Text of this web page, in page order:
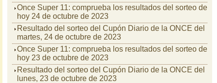
Once Super 11: comprueba los resultados del sorteo de
hoy 24 de octubre de 2023
Resultado del sorteo del Cupón Diario de la ONCE del
martes, 24 de octubre de 2023
Once Super 11: comprueba los resultados del sorteo de
hoy 23 de octubre de 2023
Resultado del sorteo del Cupón Diario de la ONCE del
lunes, 23 de octubre de 2023